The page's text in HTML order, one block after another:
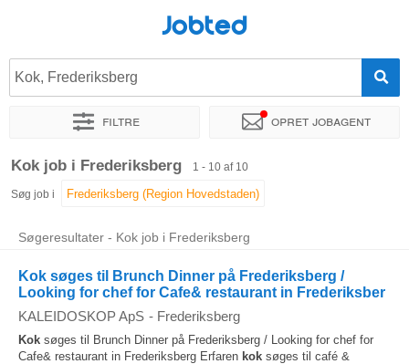
Jobted
Kok, Frederiksberg
Filtre Opret jobagent
Sorter efter Præcist sted Virksomhed
Kok job i Frederiksberg 1 - 10 af 10
Søg job i
Søgeresultater - Kok job i Frederiksberg
Kok søges til Brunch Dinner på Frederiksberg /
Looking for chef for Cafe& restaurant in Frederiksber
KALEIDOSKOP ApS - Frederiksberg
Kok søges til Brunch Dinner på Frederiksberg / Looking for chef for
Cafe& restaurant in Frederiksberg Erfaren kok søges til café &